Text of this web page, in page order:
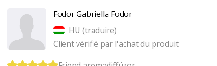
Fodor Gabriella Fodor
HU (traduire)
Client vérifié par l'achat du produit